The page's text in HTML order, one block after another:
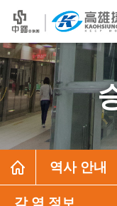
역사 안내
각 역 정보